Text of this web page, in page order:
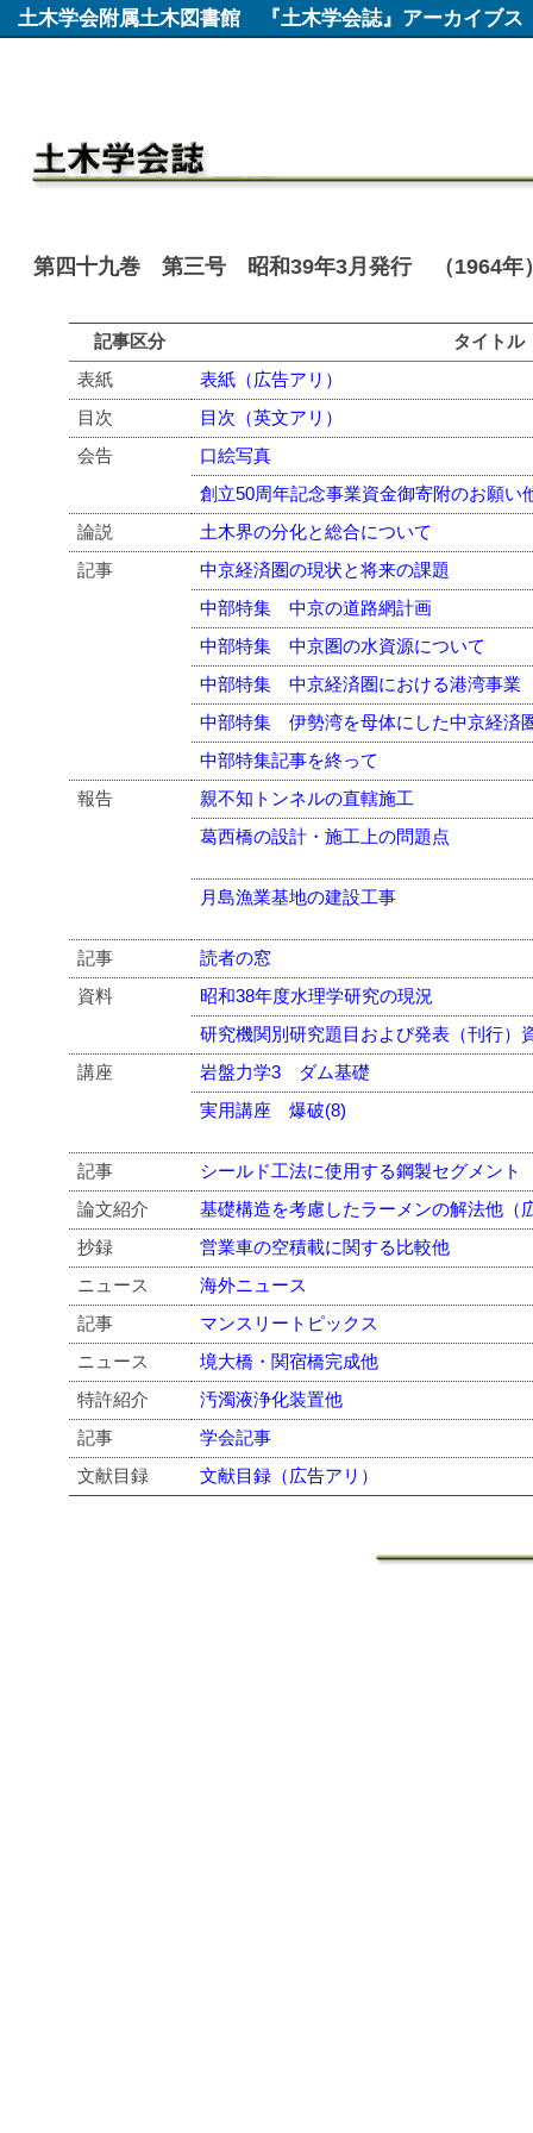
土木学会附属土木図書館 『土木学会誌』アーカイブス
第四十九巻 第三号 昭和39年3月発行 （1964年
記事区分
タイトル
表紙
表紙（広告アリ）
目次
目次（英文アリ）
会告
口絵写真
創立50周年記念事業資金御寄附のお願い
論説
土木界の分化と総合について
記事
中京経済圏の現状と将来の課題
中部特集 中京の道路網計画
中部特集 中京圏の水資源について
中部特集 中京経済圏における港湾事業
中部特集 伊勢湾を母体にした中京経済
中部特集記事を終って
報告
親不知トンネルの直轄施工
葛西橋の設計・施工上の問題点
月島漁業基地の建設工事
記事
読者の窓
資料
昭和38年度水理学研究の現況
研究機関別研究題目および発表（刊行）
講座
岩盤力学3 ダム基礎
実用講座 爆破(8)
記事
シールド工法に使用する鋼製セグメント
論文紹介
基礎構造を考慮したラーメンの解法他（
抄録
営業車の空積載に関する比較他
ニュース
海外ニュース
記事
マンスリートピックス
ニュース
境大橋・関宿橋完成他
特許紹介
汚濁液浄化装置他
記事
学会記事
文献目録
文献目録（広告アリ）